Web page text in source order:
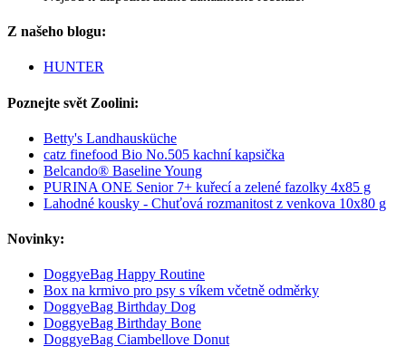
Z našeho blogu:
HUNTER
Poznejte svět Zoolini:
Betty's Landhausküche
catz finefood Bio No.505 kachní kapsička
Belcando® Baseline Young
PURINA ONE Senior 7+ kuřecí a zelené fazolky 4x85 g
Lahodné kousky - Chuťová rozmanitost z venkova 10x80 g
Novinky:
DoggyeBag Happy Routine
Box na krmivo pro psy s víkem včetně odměrky
DoggyeBag Birthday Dog
DoggyeBag Birthday Bone
DoggyeBag Ciambellove Donut